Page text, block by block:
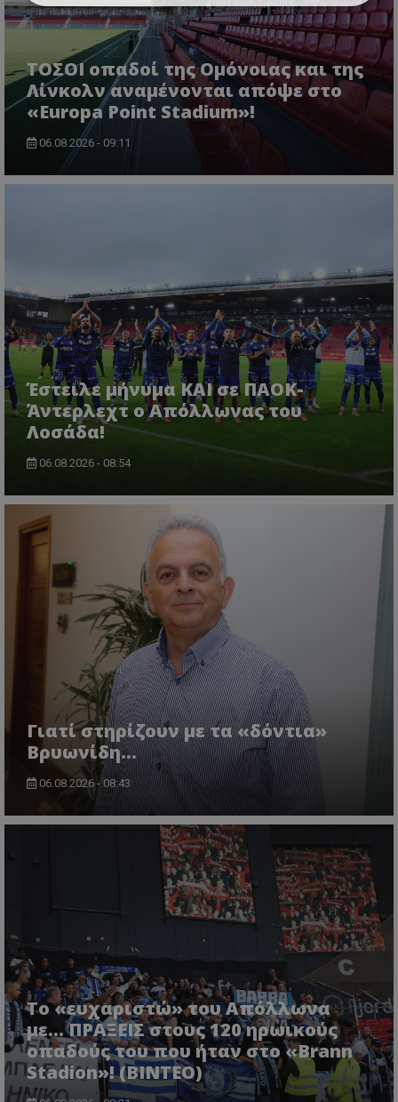
ΤΟΣΟΙ οπαδοί της Ομόνοιας και της
Λίνκολν αναμένονται απόψε στο
«Europa Point Stadium»!
06.08.2026 - 09:11
Έστειλε μήνυμα ΚΑΙ σε ΠΑΟΚ-
Άντερλεχτ ο Απόλλωνας του
Λοσάδα!
06.08.2026 - 08:54
Γιατί στηρίζουν με τα «δόντια»
Βρυωνίδη...
06.08.2026 - 08:43
Το «ευχαριστώ» του Απόλλωνα
με... ΠΡΑΞΕΙΣ στους 120 ηρωικούς
οπαδούς του που ήταν στο «Brann
Stadion»! (ΒΙΝΤΕΟ)